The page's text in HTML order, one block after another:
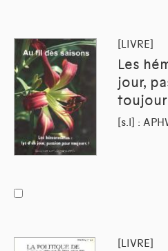
[LIVRE]
Les
jour,
[s.l] :
[LIVRE]